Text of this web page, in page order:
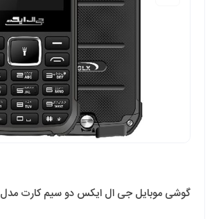
گوشی موبایل جی ال ایکس دو سیم کارت مدل C58